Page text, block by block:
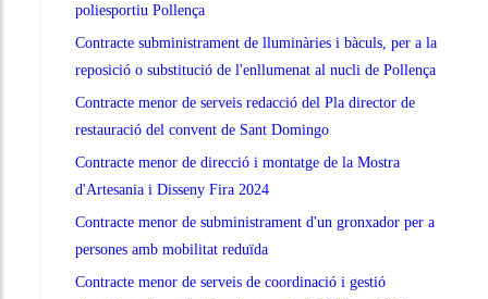
poliesportiu Pollença
Contracte subministrament de lluminàries i bàculs, per a la
reposició o substitució de l'enllumenat al nucli de Pollença
Contracte menor de serveis redacció del Pla director de
restauració del convent de Sant Domingo
Contracte menor de direcció i montatge de la Mostra
d'Artesania i Disseny Fira 2024
Contracte menor de subministrament d'un gronxador per a
persones amb mobilitat reduïda
Contracte menor de serveis de coordinació i gestió